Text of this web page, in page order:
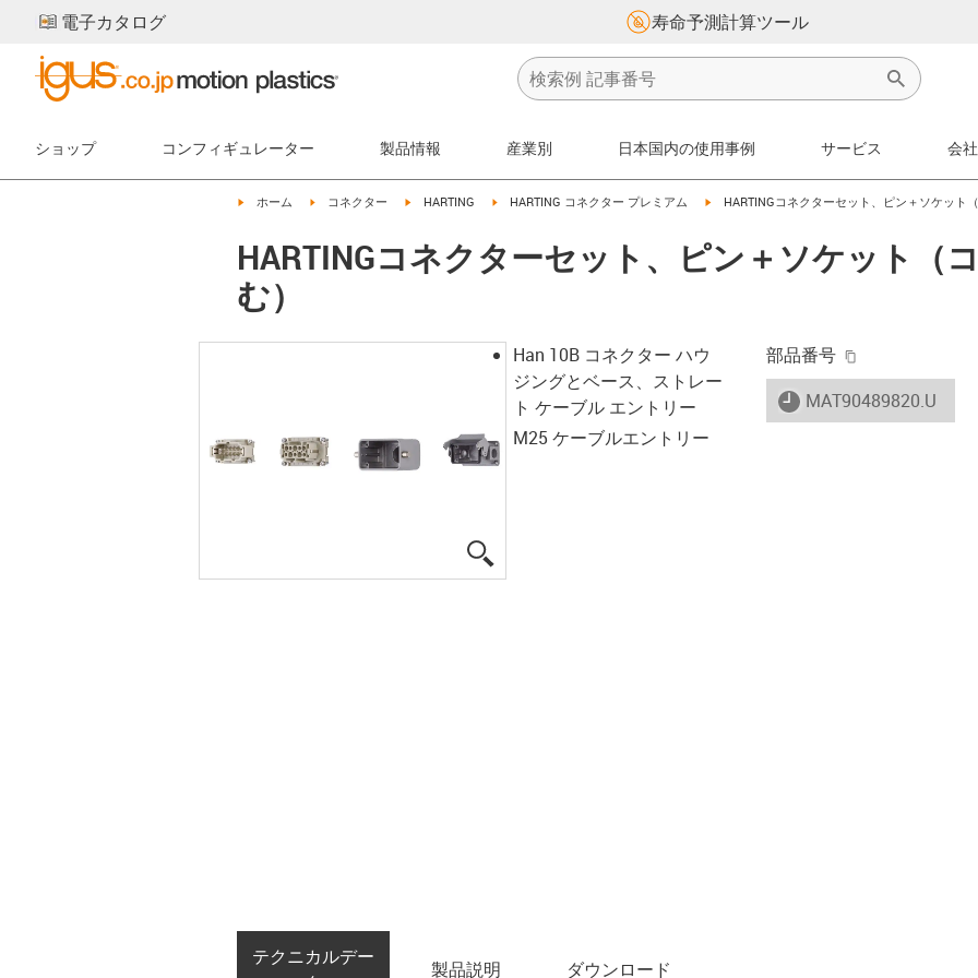
電子カタログ 寿命予測計算ツール
ショップ コンフィギュレーター 製品情報 産業別 日本国内の使用事例 サービス 会
igus-icon-arrow-right
ホーム igus-icon-arrow-right
コネクター igus-icon-arrow-right
HARTING igus-icon-arrow-right
HARTING コネクター プレミアム igus-icon-arrow-right
HARTINGコネクターセット、ピン＋ソケット
HARTINGコネクターセット、ピン＋ソケット（
む）
Han 10B コネクター ハウ
ジングとベース、ストレー
ト ケーブル エントリー
M25 ケーブルエントリー
部品番号
igus-icon-lieferzeit
MAT90489820.U
テクニカルデー
製品説明 ダウンロード